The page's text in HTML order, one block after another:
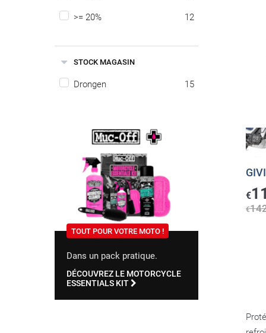
>= 20% 12
STOCK MAGASIN
Drongen 15
TOUT POUR VOTRE MOTO !
Dans un pack pratique.
DÉCOUVREZ LE MOTORCYCLE
ESSENTIALS KIT
€
€